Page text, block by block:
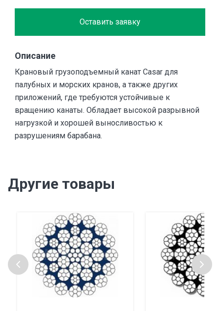
Оставить заявку
Описание
Крановый грузоподъемный канат Casar для
палубных и морских кранов, а также других
приложений, где требуются устойчивые к
вращению канаты. Обладает высокой разрывной
нагрузкой и хорошей выносливостью к
разрушениям барабана.
Другие товары